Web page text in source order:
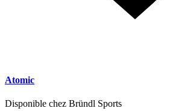
Atomic
Disponible chez Bründl Sports